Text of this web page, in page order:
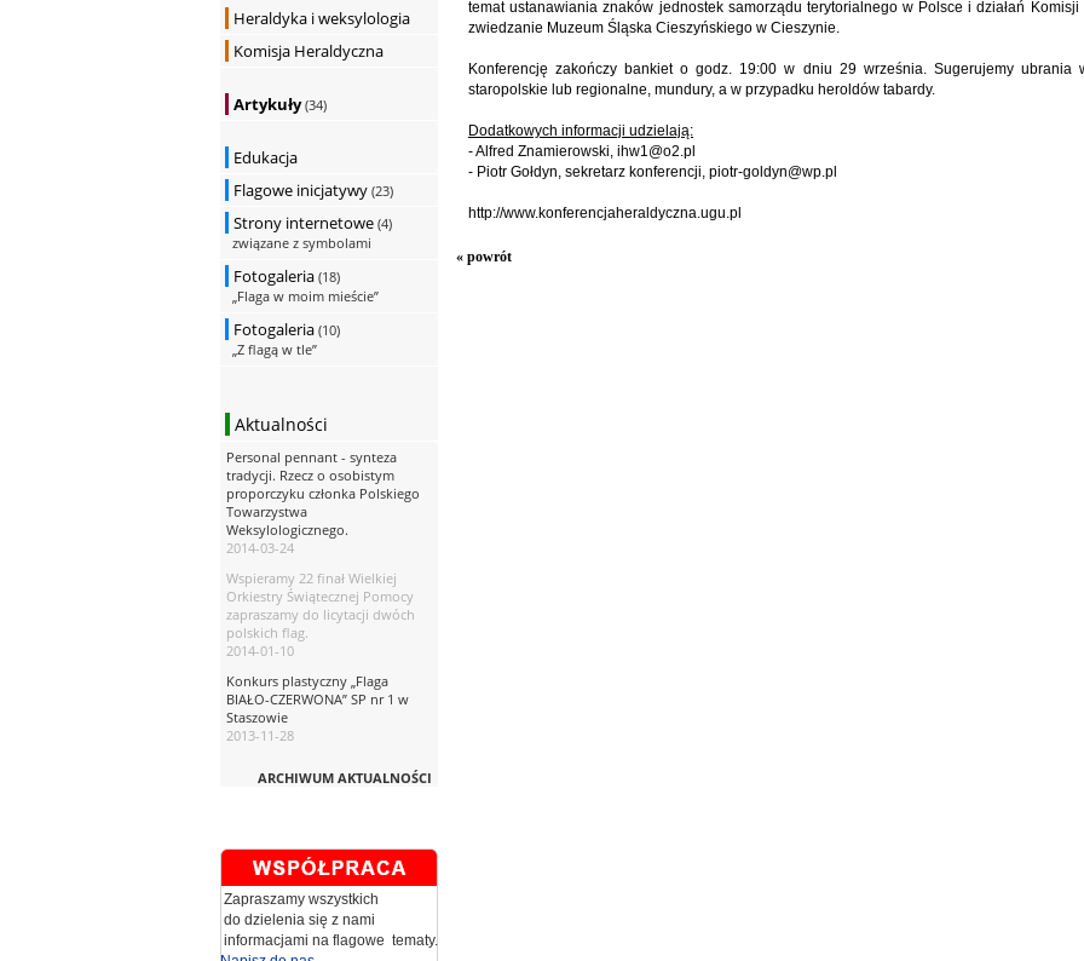
Heraldyka i weksylologia
Komisja Heraldyczna
Artykuły (34)
Edukacja
Flagowe inicjatywy (23)
Strony internetowe (4)
związane z symbolami
Fotogaleria (18)
„Flaga w moim mieście”
Fotogaleria (10)
„Z flagą w tle”
Aktualności
Personal pennant - synteza
tradycji. Rzecz o osobistym
proporczyku członka Polskiego
Towarzystwa
Weksylologicznego.
2014-03-24
Wspieramy 22 finał Wielkiej
Orkiestry Świątecznej Pomocy
zapraszamy do licytacji dwóch
polskich flag.
2014-01-10
Konkurs plastyczny „Flaga
BIAŁO-CZERWONA” SP nr 1 w
Staszowie
2013-11-28
ARCHIWUM AKTUALNOŚCI
Zapraszamy wszystkich
do dzielenia się z nami
informacjami na flagowe tematy.
temat ustanawiania znaków jednostek samorządu terytorialnego w Polsce i działań
zwiedzanie Muzeum Śląska Cieszyńskiego w Cieszynie.
Konferencję zakończy bankiet o godz. 19:00 w dniu 29 września. Sugerujemy ubrania
staropolskie lub regionalne, mundury, a w przypadku heroldów tabardy.
Dodatkowych informacji udzielają:
- Alfred Znamierowski, ihw1@o2.pl
- Piotr Gołdyn, sekretarz konferencji, piotr-goldyn@wp.pl
http://www.konferencjaheraldyczna.ugu.pl
« powrót